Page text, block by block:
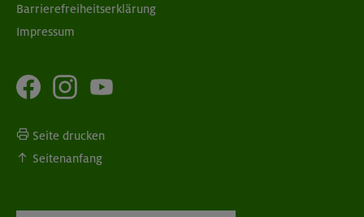
Barrierefreiheitserklärung
Impressum
Seite drucken
Seitenanfang